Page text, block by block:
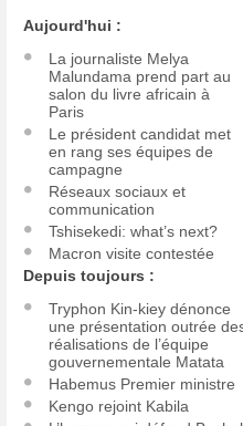
Aujourd'hui :
La journaliste Melya
Malundama prend part au
salon du livre africain à
Paris
Le président candidat met
en rang ses équipes de
campagne
Réseaux sociaux et
communication
Tshisekedi: what’s next?
Macron visite contestée
Depuis toujours :
Tryphon Kin-kiey dénonce
une présentation outrée
réalisations de l’équipe
gouvernementale Matata
Habemus Premier ministre
Kengo rejoint Kabila